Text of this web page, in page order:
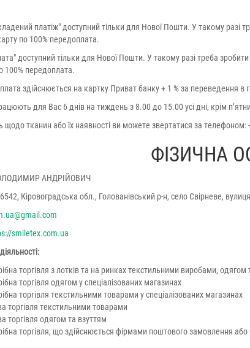
платіж" доступний тільки для Нової Пошти. У такому
по 100% передоплата.
доступний тільки для Нової Пошти. У такому разі треба
100% передоплата.
здійснюється на картку Приват банку + 1 % за переведення в
для Вас 6 днів на тиждень з 8.00 до 15.00 усі дні, крім
щодо тканин або їх наявності ви можете звертатися за
ФІЗИЧНА
АНДРІЙОВИЧ
Кіровоградська обл., Голованівський р-н, село Свірневе,
smiletex.com.ua
торгівля з лотків та на ринках текстильними виробами, одягом
торгівля одягом у спеціалізованих магазинах
торгівля текстильними товарами у спеціалізованих магазинах
торгівля текстильними товарами
торгівля одягом та взуттям
торгівля, що здійснюється фірмами поштового замовлення або